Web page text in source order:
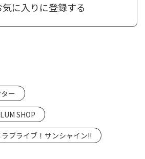
気に入りに登録する
ー
SHOP
ブライブ！サンシャイン!!